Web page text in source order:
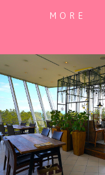
MORE